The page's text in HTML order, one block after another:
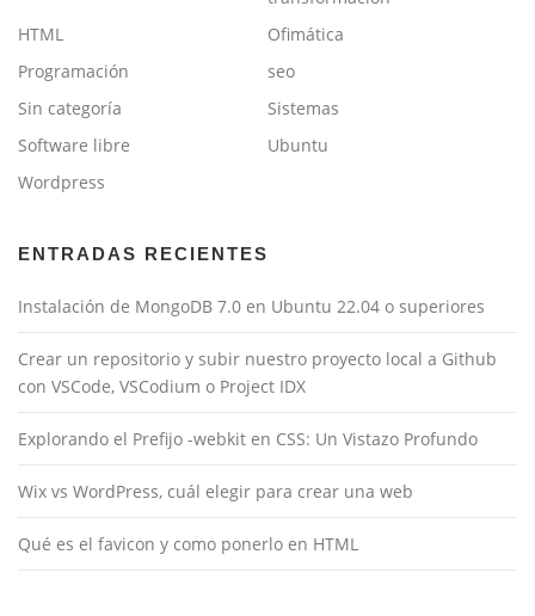
HTML
Ofimática
Programación
seo
Sin categoría
Sistemas
Software libre
Ubuntu
Wordpress
ENTRADAS RECIENTES
Instalación de MongoDB 7.0 en Ubuntu 22.04 o superiores
Crear un repositorio y subir nuestro proyecto local a Github
con VSCode, VSCodium o Project IDX
Explorando el Prefijo -webkit en CSS: Un Vistazo Profundo
Wix vs WordPress, cuál elegir para crear una web
Qué es el favicon y como ponerlo en HTML